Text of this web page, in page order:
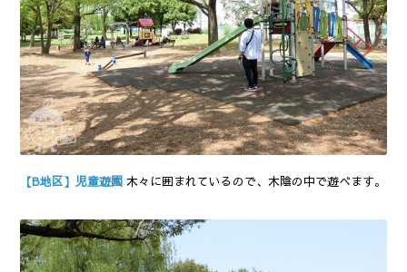
【B地区】児童遊園 木々に囲まれているので、木陰の中で遊べます。